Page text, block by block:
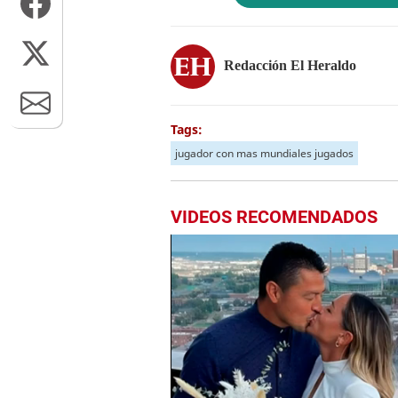
Redacción El Heraldo
Tags:
jugador con mas mundiales jugados
VIDEOS RECOMENDADOS